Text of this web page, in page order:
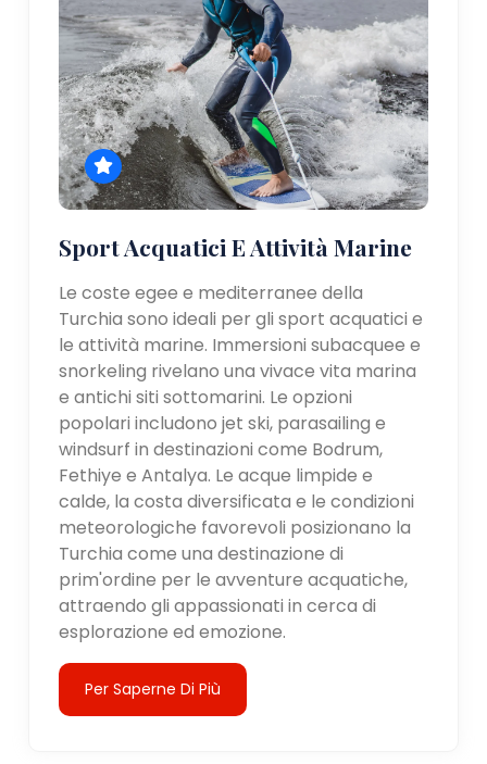
Sport Acquatici E Attività Marine
Le coste egee e mediterranee della
Turchia sono ideali per gli sport acquatici e
le attività marine. Immersioni subacquee e
snorkeling rivelano una vivace vita marina
e antichi siti sottomarini. Le opzioni
popolari includono jet ski, parasailing e
windsurf in destinazioni come Bodrum,
Fethiye e Antalya. Le acque limpide e
calde, la costa diversificata e le condizioni
meteorologiche favorevoli posizionano la
Turchia come una destinazione di
prim'ordine per le avventure acquatiche,
attraendo gli appassionati in cerca di
esplorazione ed emozione.
Per Saperne Di Più